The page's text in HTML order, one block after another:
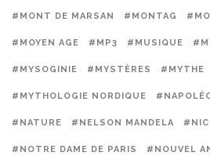
#MONT DE MARSAN #MONTAG
#MOYEN AGE #MP3 #MUSIQUE
#MYSOGINIE #MYSTÈRES #MYTHE
#MYTHOLOGIE NORDIQUE
#NATURE #NELSON MANDELA
#NOTRE DAME DE PARIS #NOUVEL